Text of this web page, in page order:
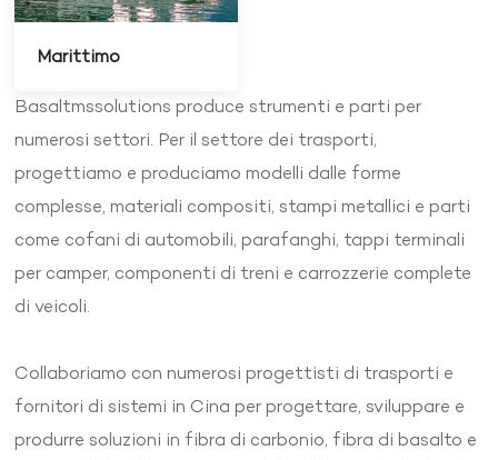
Marittimo
Basaltmssolutions produce strumenti e parti per
numerosi settori. Per il settore dei trasporti,
progettiamo e produciamo modelli dalle forme
complesse, materiali compositi, stampi metallici e parti
come cofani di automobili, parafanghi, tappi terminali
per camper, componenti di treni e carrozzerie complete
di veicoli.
Collaboriamo con numerosi progettisti di trasporti e
fornitori di sistemi in Cina per progettare, sviluppare e
produrre soluzioni in fibra di carbonio, fibra di basalto e